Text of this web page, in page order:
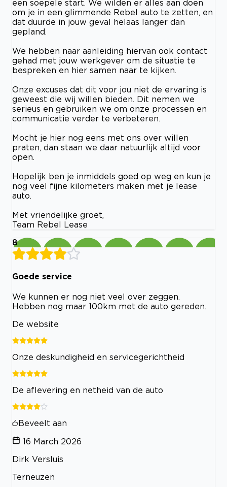
een soepele start. We wilden er alles aan doen
om je in een glimmende Rebel auto te zetten, en
dat duurde in jouw geval helaas langer dan
gepland.
We hebben naar aanleiding hiervan ook contact
gehad met jouw werkgever om de situatie te
bespreken en hier samen naar te kijken.
Onze excuses dat dit voor jou niet de ervaring is
geweest die wij willen bieden. Dit nemen we
serieus en gebruiken we om onze processen en
communicatie verder te verbeteren.
Mocht je hier nog eens met ons over willen
praten, dan staan we daar natuurlijk altijd voor
open.
Hopelijk ben je inmiddels goed op weg en kun je
nog veel fijne kilometers maken met je lease
auto.
Met vriendelijke groet,
Team Rebel Lease
8
Goede service
We kunnen er nog niet veel over zeggen.
Hebben nog maar 100km met de auto gereden.
De website
Onze deskundigheid en servicegerichtheid
De aflevering en netheid van de auto
Beveelt aan
16 March 2026
Dirk Versluis
Terneuzen